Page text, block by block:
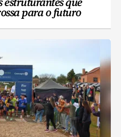
estruturantes que
para o futuro